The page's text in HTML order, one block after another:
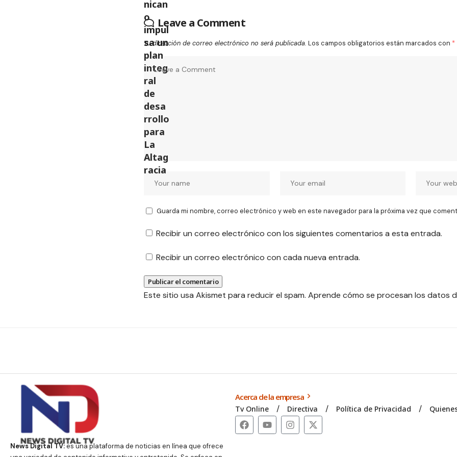
Leave a Comment
Tu dirección de correo electrónico no será publicada. Los campos obligatorios están marcados con *
Guarda mi nombre, correo electrónico y web en este navegador para la próxima vez que
Recibir un correo electrónico con los siguientes comentarios a esta entrada.
Recibir un correo electrónico con cada nueva entrada.
Este sitio usa Akismet para reducir el spam. Aprende cómo se procesan los datos
News Digital TV:es una plataforma de noticias en línea que ofrece
Acerca de la empresa
Tv Online Directiva Política de Privacidad